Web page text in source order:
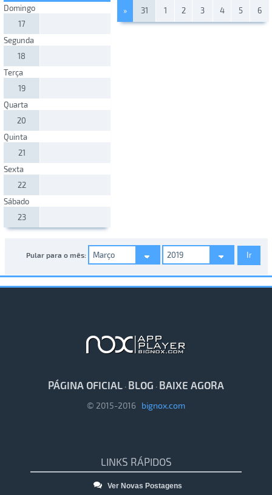
Domingo
17
Segunda
18
Terça
19
Quarta
20
Quinta
21
Sexta
22
Sábado
23
» 31 1 2 3 4 5 6
Pular para o mês:
PÁGINA OFICIAL · BLOG · BAIXE AGORA
© 2015-2016 bignox.com
LINKS RÁPIDOS
Ver Novas Postagens